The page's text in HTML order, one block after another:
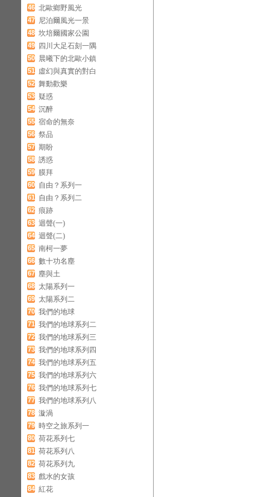
46 北歐鄉野風光
47 尼泊爾風光一景
48 坎培爾國家公園
49 四川大足石刻一隅
50 晨曦下的北歐小鎮
51 虛幻與真實的對白
52 舞動歡樂
53 疑惑
54 沉醉
55 宿命的無奈
56 祭品
57 期盼
58 誘惑
59 膜拜
60 自由？系列一
61 自由？系列二
62 痕跡
63 迴聲(一)
64 迴聲(二)
65 南柯一夢
66 數十功名塵
67 塵與土
68 太陽系列一
69 太陽系列二
70 我們的地球
71 我們的地球系列二
72 我們的地球系列三
73 我們的地球系列四
74 我們的地球系列五
75 我們的地球系列六
76 我們的地球系列七
77 我們的地球系列八
78 漩渦
79 時空之旅系列一
80 荷花系列七
81 荷花系列八
82 荷花系列九
83 戲水的女孩
84 紅花